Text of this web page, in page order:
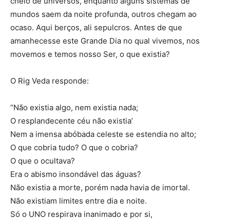
mundos saem da noite profunda, outros chegam ao
ocaso. Aqui berços, ali sepulcros. Antes de que
amanhecesse este Grande Dia no qual vivemos, nos
movemos e temos nosso Ser, o que existia?
O Rig Veda responde:
“Não existia algo, nem existia nada;
O resplandecente céu não existia’
Nem a imensa abóbada celeste se estendia no alto;
O que cobria tudo? O que o cobria?
O que o ocultava?
Era o abismo insondável das águas?
Não existia a morte, porém nada havia de imortal.
Não existiam limites entre dia e noite.
Só o UNO respirava inanimado e por si,